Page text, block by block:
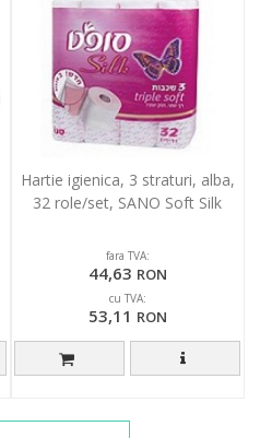
Hartie igienica, 3 straturi, alba,
32 role/set, SANO Soft Silk
fara TVA:
44,63 RON
cu TVA:
53,11 RON